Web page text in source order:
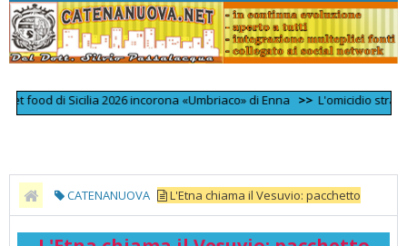
di Sicilia 2026 incorona «Umbriaco» di Enna >> L'omicidio stradale di
CATENANUOVA L'Etna chiama il Vesuvio: pacchetto
turistico tra "vulcani verdi" - FocuSicilia